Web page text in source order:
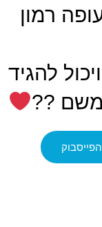
רמון
להגיד
משם ??